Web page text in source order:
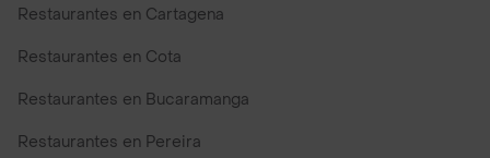
Restaurantes en Cartagena
Restaurantes en Cota
Restaurantes en Bucaramanga
Restaurantes en Pereira